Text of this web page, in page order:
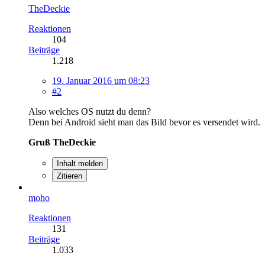
TheDeckie
Reaktionen
104
Beiträge
1.218
19. Januar 2016 um 08:23
#2
Also welches OS nutzt du denn?
Denn bei Android sieht man das Bild bevor es versendet wird.
Gruß TheDeckie
Inhalt melden
Zitieren
moho
Reaktionen
131
Beiträge
1.033